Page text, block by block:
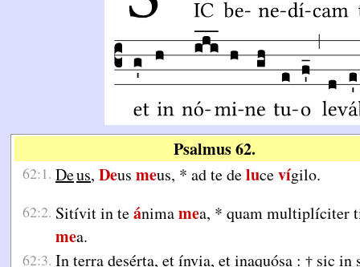
Psalmus 62.
62:1. Deus, Deus meus, * ad te delucevígilo.
62:2. Sitívit in teánimamea, * quam multiplíciter
mea.
62:3. In terra desérta, et ínvia, et inaquósa : † sic in